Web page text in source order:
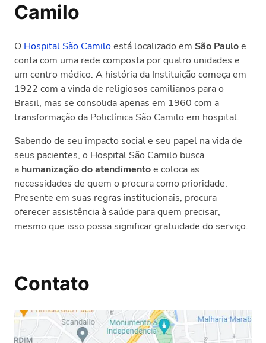
Camilo
O Hospital São Camiloestá localizado em São Pauloe
conta com uma rede composta por quatro unidades e
um centro médico. A história da Instituição começa em
1922 com a vinda de religiosos camilianos para o
Brasil, mas se consolida apenas em 1960 com a
transformação da Policlínica São Camilo em hospital.
Sabendo de seu impacto social e seu papel na vida de
seus pacientes, o Hospital São Camilo busca
a humanização do atendimentoe coloca as
necessidades de quem o procura como prioridade.
Presente em suas regras institucionais, procura
oferecer assistência à saúde para quem precisar,
mesmo que isso possa significar gratuidade do serviço.
Contato